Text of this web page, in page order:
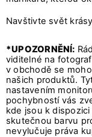
Navštivte svět
*UPOZORNĚNÍ:
viditelné na
v obchodě se
našich produktů.
nastavením
pochybností vás
kde jsou k
skutečnou barvu
nevylučuje práva